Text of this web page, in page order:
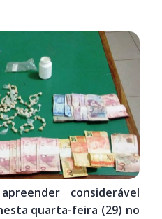
considerável
quarta-feira (29) no